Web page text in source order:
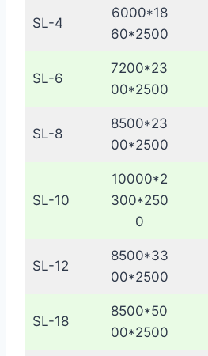
SL-4
6000*18
60*2500
SL-6
7200*23
00*2500
SL-8
8500*23
00*2500
SL-10
10000*2
300*250
0
SL-12
8500*33
00*2500
SL-18
8500*50
00*2500